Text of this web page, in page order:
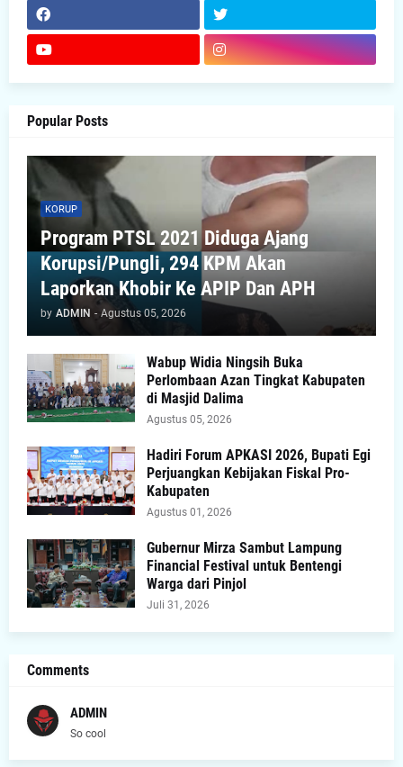
Popular Posts
KORUP
Program PTSL 2021 Diduga Ajang
Korupsi/Pungli, 294 KPM Akan
Laporkan Khobir Ke APIP Dan APH
by ADMIN - Agustus 05, 2026
Wabup Widia Ningsih Buka
Perlombaan Azan Tingkat Kabupaten
di Masjid Dalima
Agustus 05, 2026
Hadiri Forum APKASI 2026, Bupati Egi
Perjuangkan Kebijakan Fiskal Pro-
Kabupaten
Agustus 01, 2026
Gubernur Mirza Sambut Lampung
Financial Festival untuk Bentengi
Warga dari Pinjol
Juli 31, 2026
Comments
ADMIN
So cool